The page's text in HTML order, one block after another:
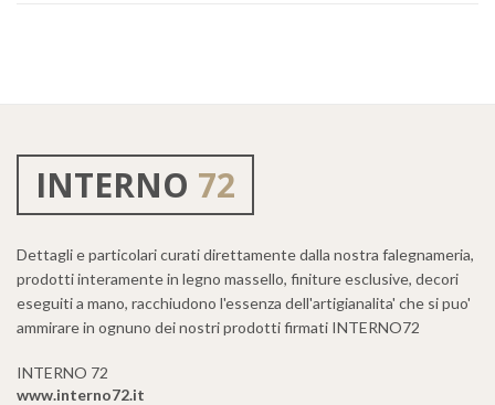
INTERNO 72
Dettagli e particolari curati direttamente dalla nostra falegnameria,
prodotti interamente in legno massello, finiture esclusive, decori
eseguiti a mano, racchiudono l'essenza dell'artigianalita' che si puo'
ammirare in ognuno dei nostri prodotti firmati INTERNO72
INTERNO 72
www.interno72.it